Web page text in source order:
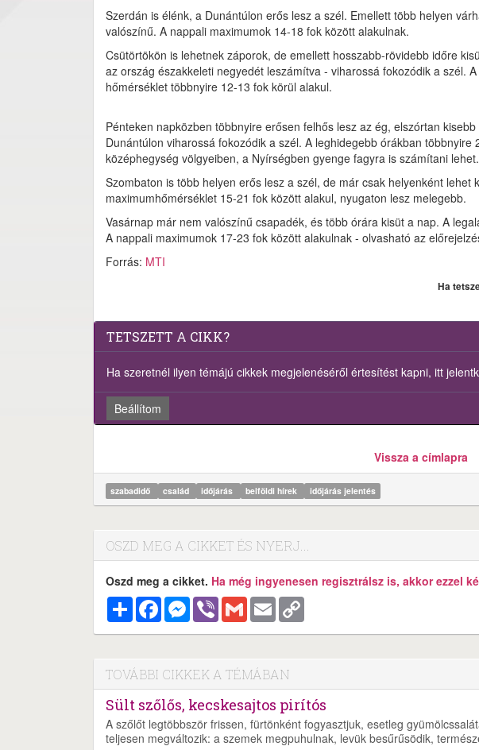
Szerdán is élénk, a Dunántúlon erős lesz a szél. Emellett több helyen
valószínű. A nappali maximumok 14-18 fok között alakulnak.
Csütörtökön is lehetnek záporok, de emellett hosszabb-rövidebb időre
az ország északkeleti negyedét leszámítva - viharossá fokozódik a szél.
hőmérséklet többnyire 12-13 fok körül alakul.
Pénteken napközben többnyire erősen felhős lesz az ég, elszórtan
Dunántúlon viharossá fokozódik a szél. A leghidegebb órákban
középhegység völgyeiben, a Nyírségben gyenge fagyra is számítani
Szombaton is több helyen erős lesz a szél, de már csak helyenként lehet
maximumhőmérséklet 15-21 fok között alakul, nyugaton lesz melegebb.
Vasárnap már nem valószínű csapadék, és több órára kisüt a nap. A
A nappali maximumok 17-23 fok között alakulnak - olvasható az
Forrás: MTI
Ha
TETSZETT A CIKK?
Ha szeretnél ilyen témájú cikkek megjelenéséről értesítést kapni, itt
Beállítom
Vissza a címlapra
szabadidő család időjárás belföldi hírek időjárás jelentés
OSZD MEG A CIKKET ÉS NYERJ...
Oszd meg a cikket. Ha még ingyenesen regisztrálsz is, akkor ezzel
MegosztásFacebookMessenger
Viber Gmail Email
TOVÁBBI CIKKEK A TÉMÁBAN
Sült szőlős, kecskesajtos pirítós
A szőlőt legtöbbször frissen, fürtönként fogyasztjuk, esetleg
teljesen megváltozik: a szemek megpuhulnak, levük besűrűsödik,